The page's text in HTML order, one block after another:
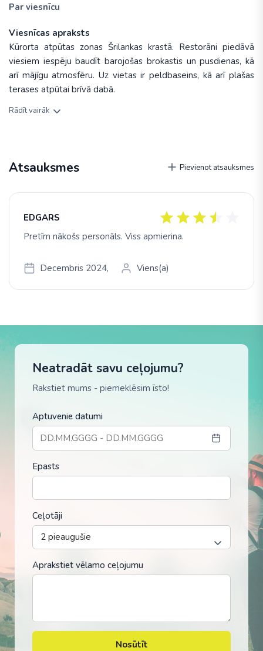
Par viesnīcu
Viesnīcas apraksts
Kūrorta atpūtas zonas Šrilankas krastā. Restorāni piedāvā
viesiem iespēju baudīt barojošas brokastis un pusdienas, kā
arī mājīgu atmosfēru. Uz vietas ir peldbaseins, kā arī plašas
terases atpūtai brīvā dabā.
Rādīt vairāk
Atsauksmes Pievienot atsauksmes
EDGARS
Pretīm nākošs personāls. Viss apmierina.
Decembris 2024, Viens(a)
Neatradāt savu ceļojumu?
Rakstiet mums - piemeklēsim īsto!
Aptuvenie datumi
Epasts
Ceļotāji
Aprakstiet vēlamo ceļojumu
Nosūtīt